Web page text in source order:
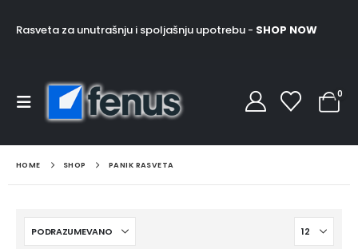
Rasveta za unutrašnju i spoljašnju upotrebu - SHOP NOW
0
HOME SHOP PANIK RASVETA